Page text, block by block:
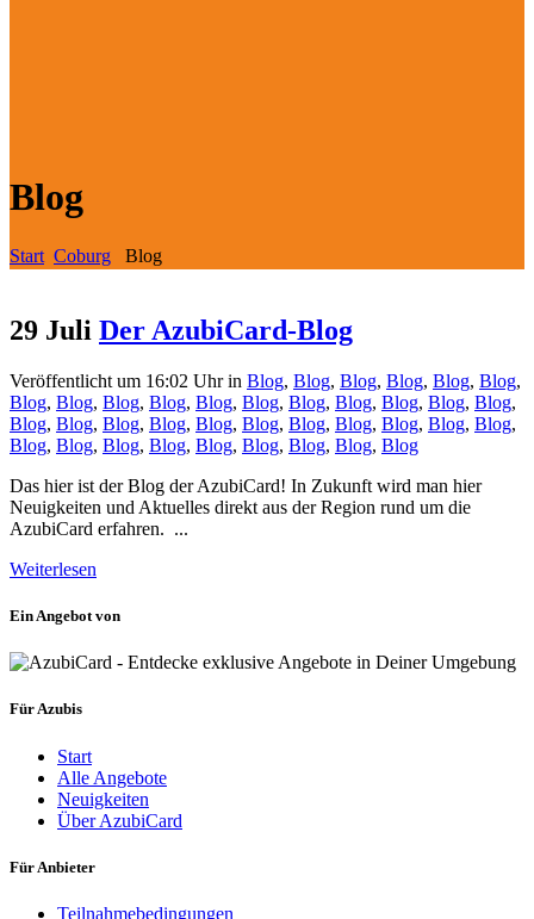
Blog
Start Coburg Blog
29 Juli Der AzubiCard-Blog
Veröffentlicht um 16:02 Uhrin Blog, Blog, Blog, Blog, Blog, Blog,
Blog, Blog, Blog, Blog, Blog, Blog, Blog, Blog, Blog, Blog, Blog,
Blog, Blog, Blog, Blog, Blog, Blog, Blog, Blog, Blog, Blog, Blog,
Blog, Blog, Blog, Blog, Blog, Blog, Blog, Blog, Blog
Das hier ist der Blog der AzubiCard! In Zukunft wird man hier
Neuigkeiten und Aktuelles direkt aus der Region rund um die
AzubiCard erfahren. ...
Weiterlesen
Ein Angebot von
Für Azubis
Start
Alle Angebote
Neuigkeiten
Über AzubiCard
Für Anbieter
Teilnahmebedingungen